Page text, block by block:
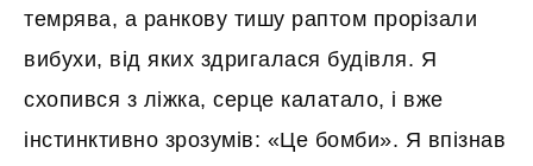
темрява, а ранкову тишу раптом прорізали
вибухи, від яких здригалася будівля. Я
схопився з ліжка, серце калатало, і вже
інстинктивно зрозумів: «Це бомби». Я впізнав